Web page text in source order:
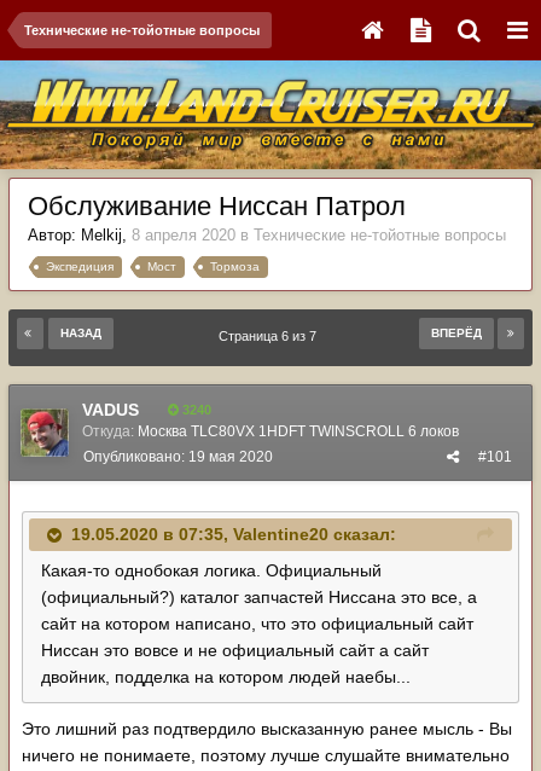
Технические не-тойотные вопросы
Обслуживание Ниссан Патрол
Автор: Melkij, 8 апреля 2020 в Технические не-тойотные вопросы
Экспедиция Мост Тормоза
НАЗАД ВПЕРЁД
Страница 6 из 7
VADUS 3240
Откуда: Москва TLC80VX 1HDFT TWINSCROLL 6 локов
#101
Опубликовано: 19 мая 2020
19.05.2020 в 07:35, Valentine20 сказал:
Какая-то однобокая логика. Официальный
(официальный?) каталог запчастей Ниссана это все, а
сайт на котором написано, что это официальный сайт
Ниссан это вовсе и не официальный сайт а сайт
двойник, подделка на котором людей наебы...
Это лишний раз подтвердило высказанную ранее мысль - Вы
ничего не понимаете, поэтому лучше слушайте внимательно